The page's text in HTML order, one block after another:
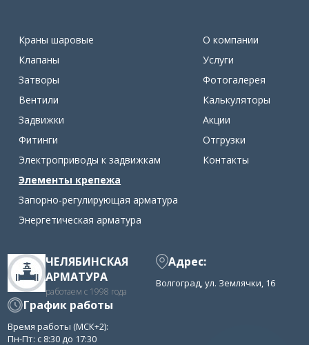
Краны шаровые
Клапаны
Затворы
Вентили
Задвижки
Фитинги
Электроприводы к задвижкам
Элементы крепежа
Запорно-регулирующая арматура
Энергетическая арматура
О компании
Услуги
Фотогалерея
Калькуляторы
Акции
Отгрузки
Контакты
ЧЕЛЯБИНСКАЯ
АРМАТУРА
работаем с 1998 года
Адрес:
Волгоград, ул. Землячки, 16
График работы
Время работы (МСК+2):
Пн-Пт: с 8:30 до 17:30